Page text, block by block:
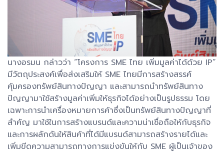
นางอรมน กล่าวว่า “โครงการ SME ไทย เพิ่มมูลค่าได้ด้วย IP”
มีวัตถุประสงค์เพื่อส่งเสริมให้ SME ไทยมีการสร้างสรรค์
คุ้มครองทรัพย์สินทางปัญญา และสามารถนำทรัพย์สินทาง
ปัญญามาใช้สร้างมูลค่าเพิ่มให้ธุรกิจได้อย่างเป็นรูปธรรม โดย
เฉพาะการนำเครื่องหมายการค้าซึ่งเป็นทรัพย์สินทางปัญญาที่
สำคัญ มาใช้ในการสร้างแบรนด์และความน่าเชื่อถือให้กับธุรกิจ
และการผลักดันให้สินค้าที่ได้มีแบรนด์สามารถสร้างรายได้และ
เพิ่มขีดความสามารถทางการแข่งขันให้กับ SME ผู้เป็นเจ้าของ